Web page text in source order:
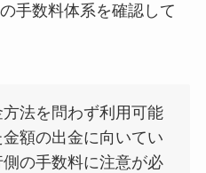
手数料体系を確認して
法を問わず利用可能
額の出金に向いてい
の手数料に注意が必